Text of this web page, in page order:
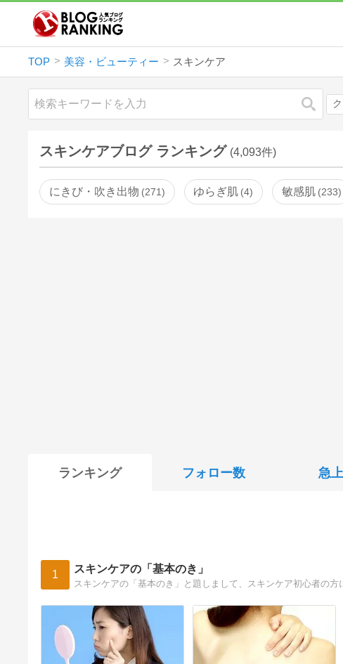
TOP 美容・ビューティー スキンケア
検索
スキンケアブログ ランキング (4,093件)
にきび・吹き出物 271 ゆらぎ肌 4 敏感肌 233
ランキング フォロー数 急
1 スキンケアの「基本のき」
スキンケアの「基本のき」と題しまして、スキンケア初心者の